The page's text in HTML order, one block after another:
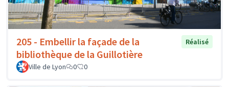
205 - Embellir la façade de la
bibliothèque de la Guillotière
Réalisé
Ville de Lyon 0 0